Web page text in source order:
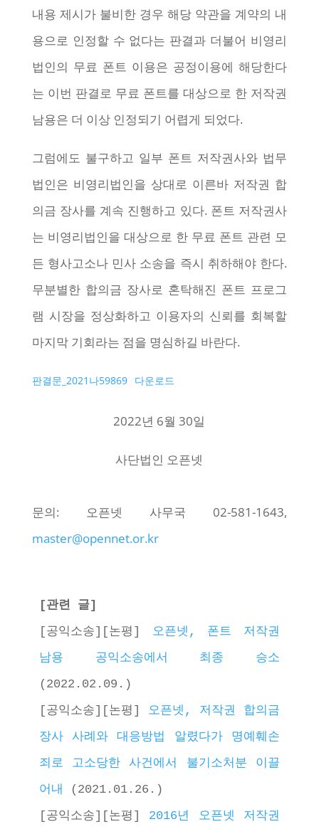
내용 제시가 불비한 경우 해당 약관을 계약의 내
용으로 인정할 수 없다는 판결과 더불어 비영리
법인의 무료 폰트 이용은 공정이용에 해당한다
는 이번 판결로 무료 폰트를 대상으로 한 저작권
남용은 더 이상 인정되기 어렵게 되었다.
그럼에도 불구하고 일부 폰트 저작권사와 법무
법인은 비영리법인을 상대로 이른바 저작권 합
의금 장사를 계속 진행하고 있다. 폰트 저작권사
는 비영리법인을 대상으로 한 무료 폰트 관련 모
든 형사고소나 민사 소송을 즉시 취하해야 한다.
무분별한 합의금 장사로 혼탁해진 폰트 프로그
램 시장을 정상화하고 이용자의 신뢰를 회복할
마지막 기회라는 점을 명심하길 바란다.
판결문_2021나59869 다운로드
2022년 6월 30일
사단법인 오픈넷
문의: 오픈넷 사무국 02-581-1643,
master@opennet.or.kr
[관련 글]
[공익소송][논평] 오픈넷, 폰트 저작권
남용 공익소송에서 최종 승소
(2022.02.09.)
[공익소송][논평] 오픈넷, 저작권 합의금
장사 사례와 대응방법 알렸다가 명예훼손
죄로 고소당한 사건에서 불기소처분 이끌
어내
(2021.01.26.)
[공익소송][논평] 2016년 오픈넷 저작권